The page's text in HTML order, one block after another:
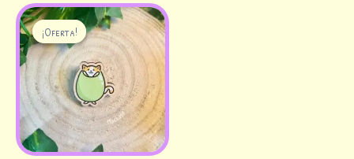
¡Oferta!
¡Oferta!
El
precio
original
era:
6,00 €.
El
precio
actual
es:
5,00 €.